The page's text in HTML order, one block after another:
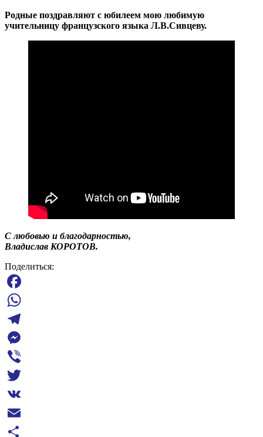
Родные поздравляют с юбилеем мою любимую
учительницу французского языка Л.В.Сивцеву.
С любовью и благодарностью,
Владислав КОРОТОВ.
Поделиться:
Facebook
WhatsApp
Telegram
Messenger
Viber
Twitter
VK
Email